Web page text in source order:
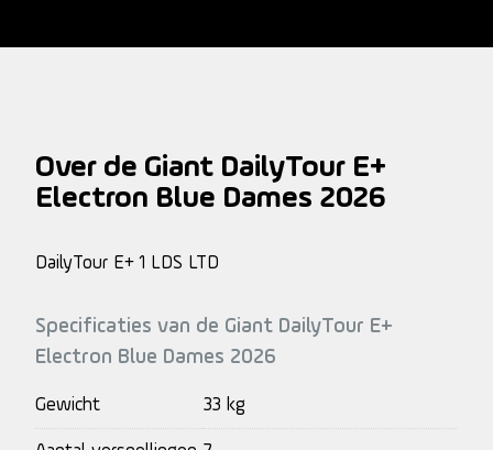
Over de Giant DailyTour E+
Electron Blue Dames 2026
DailyTour E+ 1 LDS LTD
Specificaties van de Giant DailyTour E+
Electron Blue Dames 2026
Gewicht 33 kg